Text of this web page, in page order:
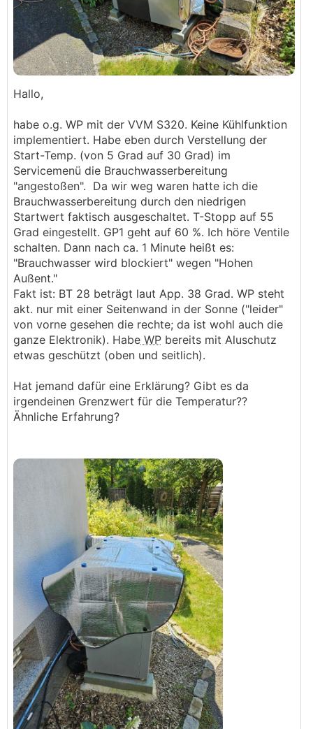
Hallo,
habe o.g. WP mit der VVM S320. Keine Kühlfunktion
implementiert. Habe eben durch Verstellung der
Start-Temp. (von 5 Grad auf 30 Grad) im
Servicemenü die Brauchwasserbereitung
"angestoßen". Da wir weg waren hatte ich die
Brauchwasserbereitung durch den niedrigen
Startwert faktisch ausgeschaltet. T-Stopp auf 55
Grad eingestellt. GP1 geht auf 60 %. Ich höre Ventile
schalten. Dann nach ca. 1 Minute heißt es:
"Brauchwasser wird blockiert" wegen "Hohen
Außent."
Fakt ist: BT 28 beträgt laut App. 38 Grad. WP steht
akt. nur mit einer Seitenwand in der Sonne ("leider"
von vorne gesehen die rechte; da ist wohl auch die
ganze Elektronik). Habe WP bereits mit Aluschutz
etwas geschützt (oben und seitlich).
Hat jemand dafür eine Erklärung? Gibt es da
irgendeinen Grenzwert für die Temperatur??
Ähnliche Erfahrung?